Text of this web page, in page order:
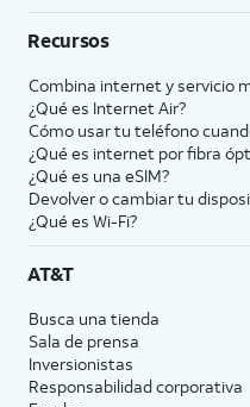
Recursos
Combina internet y servicio
¿Qué es Internet Air?
Cómo usar tu teléfono
¿Qué es internet por fibra
¿Qué es una eSIM?
Devolver o cambiar tu
¿Qué es Wi-Fi?
AT&T
Busca una tienda
Sala de prensa
Inversionistas
Responsabilidad corporativa